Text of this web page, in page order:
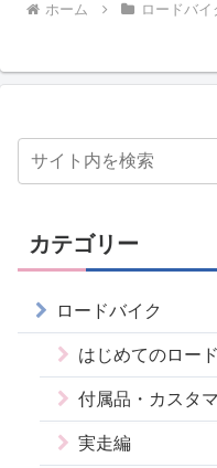
ホーム ロードバイ
カテゴリー
ロードバイク
はじめてのロー
付属品・カスタ
実走編